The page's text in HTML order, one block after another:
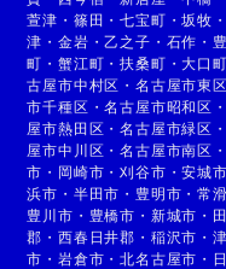
萱津 ・ 篠田 ・七宝町 ・坂牧 ・
津 ・金岩 ・乙之子 ・ 石作 ・
町 ・蟹江町 ・扶桑町 ・大口町
古屋市中村区 ・名古屋市東区
市千種区 ・名古屋市昭和区 ・
屋市熱田区 ・名古屋市緑区 ・
屋市中川区 ・名古屋市南区 ・
市 ・ 岡崎市 ・刈谷市 ・安城市
浜市 ・ 半田市 ・ 豊明市 ・常
豊川市 ・ 豊橋市 ・ 新城市 ・
郡 ・西春日井郡 ・ 稲沢市 ・
市 ・岩倉市 ・北名古屋市 ・